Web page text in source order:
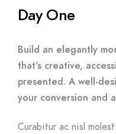
Day One
Build an elegantly
that’s creative,
presented. A well-
your conversion and
Curabitur ac nisl